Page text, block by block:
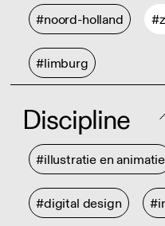
#noord-holland
#limburg
Discipline
#illustratie en animatie
#digital design